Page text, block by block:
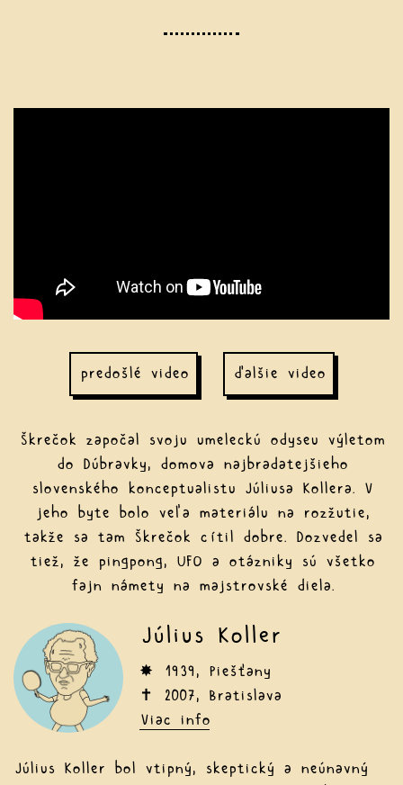
predošlé video ďalšie video
Škrečok započal svoju umeleckú odyseu výletom
do Dúbravky, domova najbradatejšieho
slovenského konceptualistu Júliusa Kollera. V
jeho byte bolo veľa materiálu na rozžutie,
takže sa tam Škrečok cítil dobre. Dozvedel sa
tiež, že pingpong, UFO a otázniky sú všetko
fajn námety na majstrovské diela.
Július Koller
✸ 1939, Piešťany
✝ 2007, Bratislava
Viac info
Július Koller bol vtipný, skeptický a neúnavný